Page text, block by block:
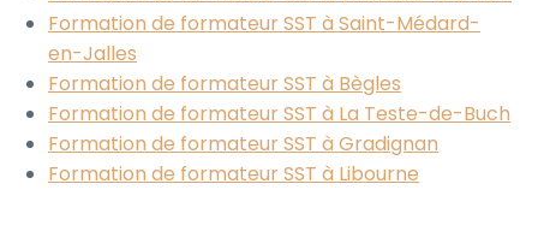
Formation de formateur SST à Saint-Médard-
en-Jalles
Formation de formateur SST à Bègles
Formation de formateur SST à La Teste-de-Buch
Formation de formateur SST à Gradignan
Formation de formateur SST à Libourne